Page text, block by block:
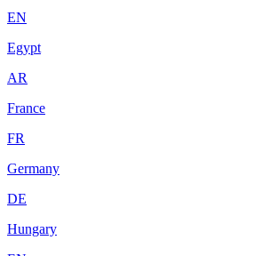
EN
Egypt
AR
France
FR
Germany
DE
Hungary